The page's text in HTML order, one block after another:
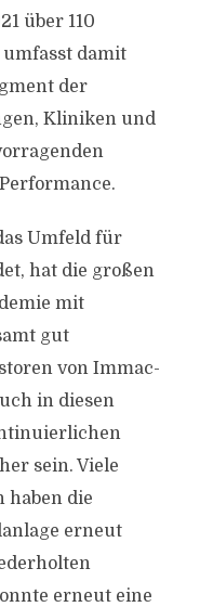
über 110
damit
der
Kliniken und
Umfeld für
hat die großen
mit
gut
von Immac-
in diesen
sein. Viele
haben die
erneut
erneut eine